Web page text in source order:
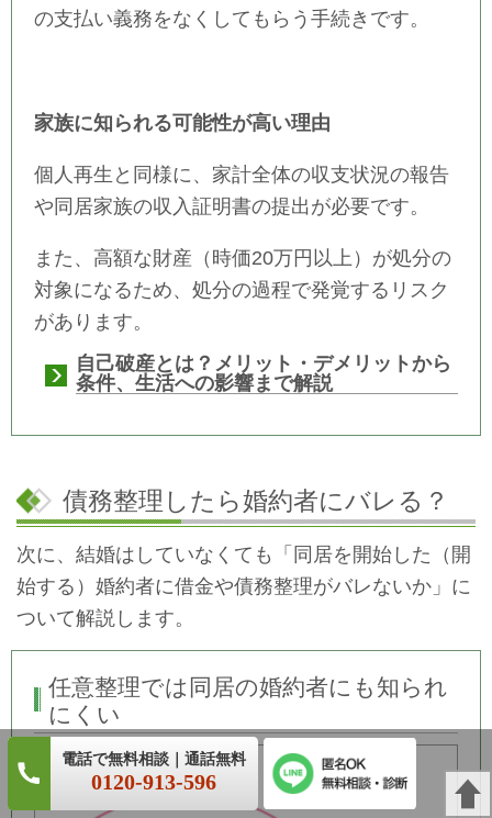
0120-913-596
の支払い義務をなくしてもらう手続きです。
家族に知られる可能性が高い理由
個人再生と同様に、家計全体の収支状況の報告
や同居家族の収入証明書の提出が必要です。
また、高額な財産（時価20万円以上）が処分の
対象になるため、処分の過程で発覚するリスク
があります。
自己破産とは？メリット・デメリットから
条件、生活への影響まで解説
債務整理したら婚約者にバレる？
次に、結婚はしていなくても「同居を開始した（開
始する）婚約者に借金や債務整理がバレないか」に
ついて解説します。
任意整理では同居の婚約者にも知られ
にくい